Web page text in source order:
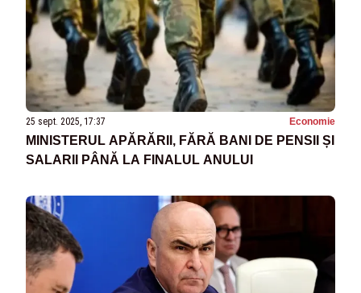
25 sept. 2025, 17:37 Economie
MINISTERUL APĂRĂRII, FĂRĂ BANI DE PENSII ȘI
SALARII PÂNĂ LA FINALUL ANULUI